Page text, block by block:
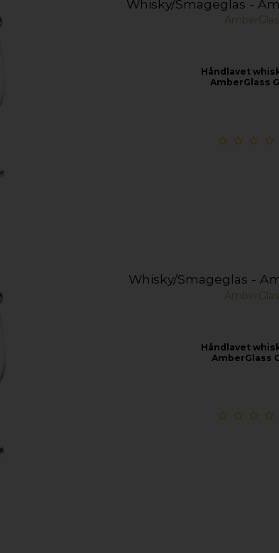
Whisky/Smageglas -
Håndlavet
AmberGlass
Whisky/Smageglas -
Håndlavet
AmberGlass